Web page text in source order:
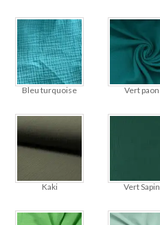
Bleu turquoise Vert paon
Kaki Vert Sapin